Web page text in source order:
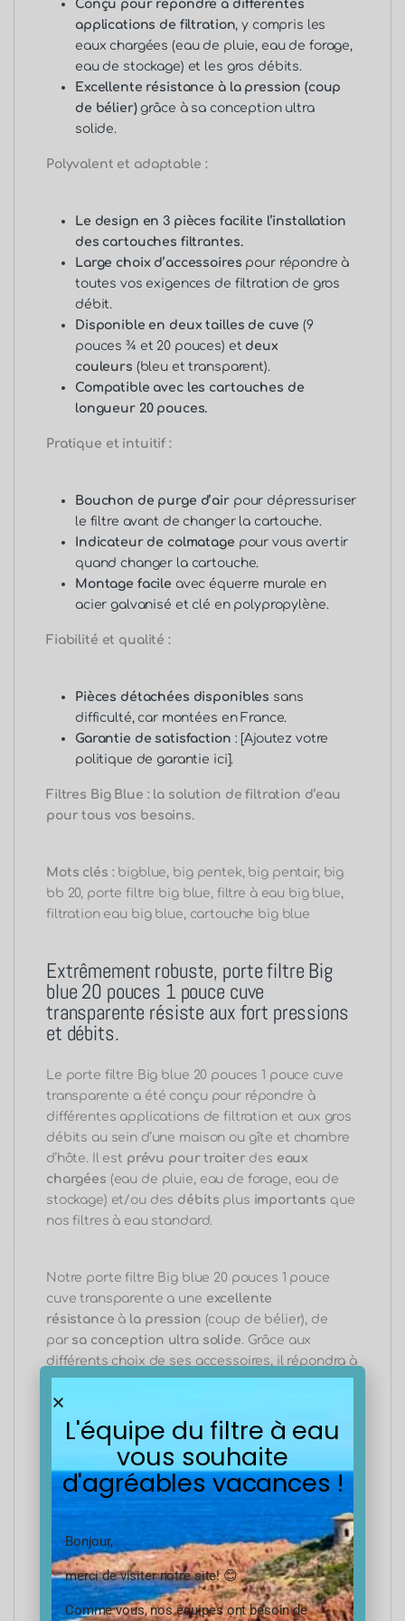
Conçu pour répondre à différentes
applications de filtration, y compris les
eaux chargées (eau de pluie, eau de forage,
eau de stockage) et les gros débits.
Excellente résistance à la pression (coup
de bélier)grâce à sa conception ultra
solide.
Polyvalent et adaptable :
Le design en 3 pièces facilite l’installation
des cartouches filtrantes.
Large choix d’accessoires pour répondre à
toutes vos exigences de filtration de gros
débit.
Disponible en deux tailles de cuve (9
pouces ¾ et 20 pouces) et deux
couleurs (bleu et transparent).
Compatible avec les cartouches de
longueur 20 pouces.
Pratique et intuitif :
Bouchon de purge d’airpour dépressuriser
le filtre avant de changer la cartouche.
Indicateur de colmatage pour vous avertir
quand changer la cartouche.
Montage facile avec équerre murale en
acier galvanisé et clé en polypropylène.
Fiabilité et qualité :
Pièces détachées disponibles sans
difficulté, car montées en France.
Garantie de satisfaction : [Ajoutez votre
politique de garantie ici].
Filtres Big Blue : la solution de filtration d’eau
pour tous vos besoins.
Mots clés :bigblue, big pentek, big pentair, big
bb 20, porte filtre big blue, filtre à eau big blue,
filtration eau big blue, cartouche big blue
Extrêmement robuste, porte filtre Big
blue 20 pouces 1 pouce cuve
transparente résiste aux fort pressions
et débits.
Le porte filtre Big blue 20 pouces 1 pouce cuve
transparente a été conçu pour répondre à
différentes applications de filtration et aux gros
débits au sein d’une maison ou gîte et chambre
d’hôte. Il est prévu pour traiterdes eaux
chargées (eau de pluie, eau de forage, eau de
stockage) et/ou des débits plus importants que
nos filtres à eau standard.
Notre porte filtre Big blue 20 pouces 1 pouce
cuve transparente a une excellente
résistance à la pression (coup de bélier), de
par sa conception ultra solide. Grâce aux
différents choix de ses accessoires, il répondra à
toutes vos exigences defiltration de gros
débit
l’eau.
Le design du Big blue est en 3 pièces, ce qui lui
confère une facilité d’installation des cartouches
centreur des éléments filtrants, d’un bouchon de
purge d’air pour dépressuriser pour le
changement des cartouches.
L'équipe du filtre à eau
vous souhaite
d'agréables vacances !
Bonjour,
merci de visiter notre site! 😊
Comme vous, nos équipes ont besoin de